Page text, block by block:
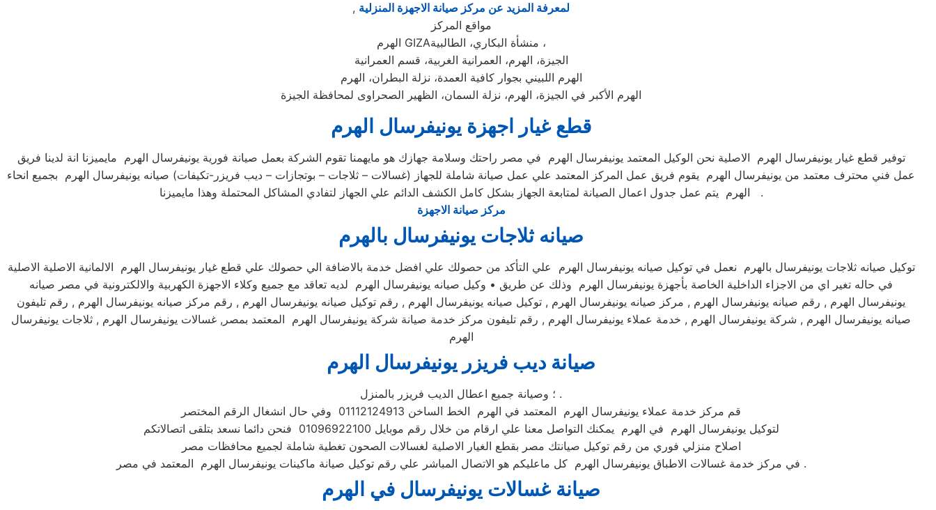
, لمعرفة المزيد عن مركز صيانة الاجهزة المنزلية
مواقع المركز
الهرم GIZA، منشأة البكاري، الطالبية
الجيزة، الهرم، العمرانية الغربية، قسم العمرانية
الهرم اللبيني بجوار كافية العمدة، نزلة البطران، الهرم
الهرم الأكبر في الجيزة، الهرم، نزلة السمان، الظهير الصحراوى لمحافظة الجيزة
قطع غيار اجهزة يونيفرسال الهرم
توفير قطع غيار يونيفرسال الهرم الاصلية نحن الوكيل المعتمد يونيفرسال الهرم في مصر راحتك وسلامة جهازك هو مايهمنا تقوم الشركة بعمل صيانة فورية يونيفرسال الهرم مايميزنا انة لدينا فريق
عمل فني محترف معتمد من يونيفرسال الهرم يقوم فريق عمل المركز المعتمد علي عمل صيانة شاملة للجهاز (غسالات – ثلاجات – بوتجازات – ديب فريزر-تكيفات) صيانه يونيفرسال الهرم بجميع انحاء
الهرم يتم عمل جدول اعمال الصيانة لمتابعة الجهاز بشكل كامل الكشف الدائم علي الجهاز لتفادي المشاكل المحتملة وهذا مايميزنا .
مركز صيانة الاجهزة
صيانه ثلاجات يونيفرسال بالهرم
توكيل صيانه ثلاجات يونيفرسال بالهرم نعمل في توكيل صيانه يونيفرسال الهرم علي التأكد من حصولك علي افضل خدمة بالاضافة الي حصولك علي قطع غيار يونيفرسال الهرم الالمانية الاصلية الاصلية
في حاله تغير اي من الاجزاء الداخلية الخاصة بأجهزة يونيفرسال الهرم وذلك عن طريق • وكيل صيانه يونيفرسال الهرم لديه تعاقد مع جميع وكلاء الاجهزة الكهربية والالكترونية في مصر صيانه
يونيفرسال الهرم , رقم صيانه يونيفرسال الهرم , مركز صيانه يونيفرسال الهرم , توكيل صيانه يونيفرسال الهرم , رقم توكيل صيانه يونيفرسال الهرم , رقم مركز صيانه يونيفرسال الهرم , رقم تليفون
صيانه يونيفرسال الهرم , شركة يونيفرسال الهرم , خدمة عملاء يونيفرسال الهرم , رقم تليفون مركز خدمة صيانة شركة يونيفرسال الهرم المعتمد بمصر, غسالات يونيفرسال الهرم , ثلاجات يونيفرسال
الهرم
صيانة ديب فريزر يونيفرسال الهرم
؛ وصيانة جميع اعطال الديب فريزر بالمنزل .
قم مركز خدمة عملاء يونيفرسال الهرم المعتمد في الهرم الخط الساخن 01112124913 وفي حال انشغال الرقم المختصر
لتوكيل يونيفرسال الهرم في الهرم يمكنك التواصل معنا علي ارقام من خلال رقم موبايل 01096922100 فنحن دائما نسعد بتلقى اتصالاتكم
اصلاح منزلي فوري من رقم توكيل صيانتك مصر بقطع الغيار الاصلية لغسالات الصحون تغطية شاملة لجميع محافظات مصر
في مركز خدمة غسالات الاطباق يونيفرسال الهرم كل ماعليكم هو الاتصال المباشر علي رقم توكيل صيانة ماكينات يونيفرسال الهرم المعتمد في مصر .
صيانة غسالات يونيفرسال في الهرم